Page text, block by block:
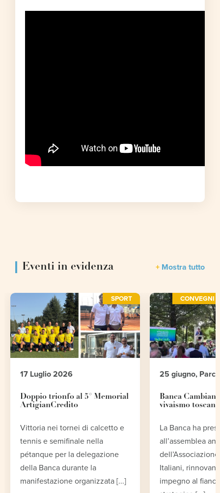
Eventi in evidenza Mostra tutto
SPORT
17 Luglio 2026
Doppio trionfo al 5° Memorial
ArtigianCredito
Vittoria nei tornei di calcetto e
tennis e semifinale nella
pétanque per la delegazione
della Banca durante la
manifestazione organizzata [...]
CONVEGNI
25 giugno,
Banca
vivaismo toscano
La Banca ha
all’assemblea
Italiani,
impegno al